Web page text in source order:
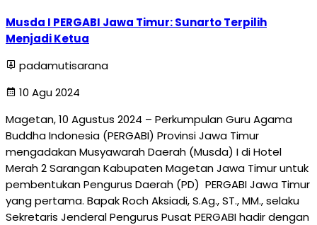
Musda I PERGABI Jawa Timur: Sunarto Terpilih
Menjadi Ketua
padamutisarana
10 Agu 2024
Magetan, 10 Agustus 2024 – Perkumpulan Guru Agama
Buddha Indonesia (PERGABI) Provinsi Jawa Timur
mengadakan Musyawarah Daerah (Musda) I di Hotel
Merah 2 Sarangan Kabupaten Magetan Jawa Timur untuk
pembentukan Pengurus Daerah (PD) PERGABI Jawa Timur
yang pertama. Bapak Roch Aksiadi, S.Ag., ST., MM., selaku
Sekretaris Jenderal Pengurus Pusat PERGABI hadir dengan